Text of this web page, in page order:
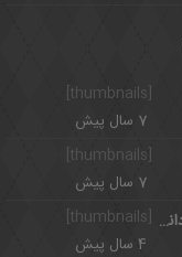
[thumbnails]
7 سال پیش
7 سال پیش
[thumbnails] عوارض و خطرات کاشت و اکستنشن مژه که نمی دانستید
4 سال پیش